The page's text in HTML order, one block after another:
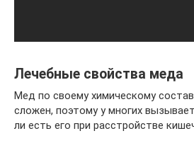
Лечебные свойства меда
Мед по своему химическому
сложен, поэтому у многих
ли есть его при расстройстве